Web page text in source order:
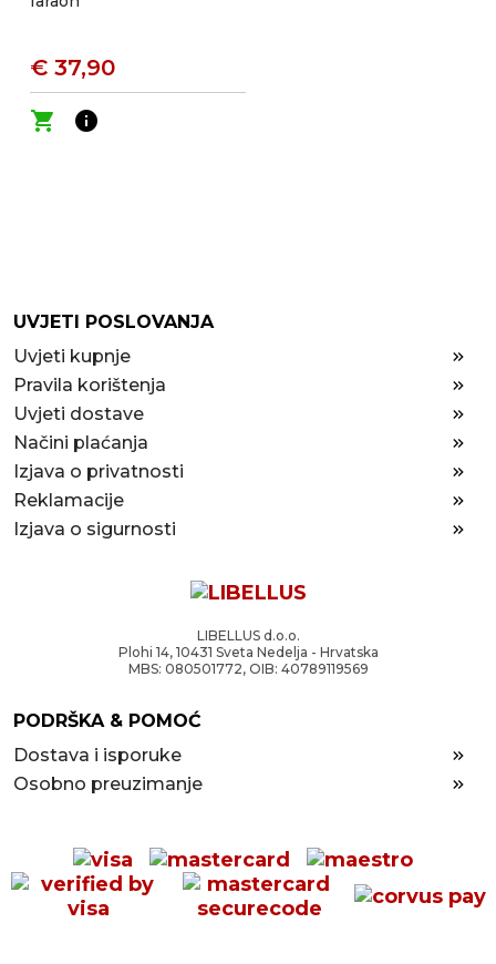
€ 37,90
shopping_cart
info
UVJETI POSLOVANJA
Uvjeti kupnje
Pravila korištenja
Uvjeti dostave
Načini plaćanja
Izjava o privatnosti
Reklamacije
Izjava o sigurnosti
LIBELLUS d.o.o.
Plohi 14, 10431 Sveta Nedelja - Hrvatska
MBS: 080501772, OIB: 40789119569
PODRŠKA & POMOĆ
Dostava i isporuke
Osobno preuzimanje